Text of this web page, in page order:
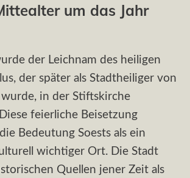
um das Jahr
der Leichnam des heiligen
der später als Stadtheiliger von
in der Stiftskirche
feierliche Beisetzung
Bedeutung Soests als ein
wichtiger Ort. Die Stadt
Quellen jener Zeit als